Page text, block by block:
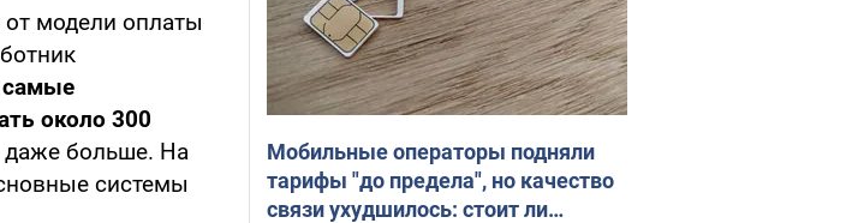
модели оплаты
самые
около 300
даже больше. На
системы
Мобильные операторы подняли
тарифы "до предела", но качество
связи ухудшилось: стоит ли